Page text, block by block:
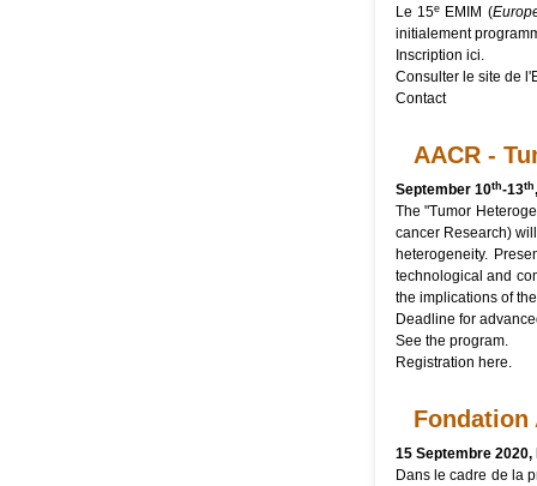
Le 15eEMIM (
initialement
Inscription ici.
Consulterle site de
Contact
AACR -
September 10th-13th
The "Tumor
cancer Research)
heterogeneity.
technological and
the implications of
Deadline for
See the program.
Registration here.
Fondation
15 Septembre 2020,
Dans le cadre de la